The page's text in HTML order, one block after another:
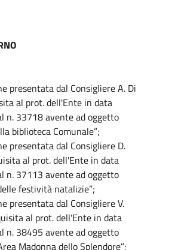
presentata dal Consigliere A. Di
al prot. dell'Ente in data
n. 33718 avente ad oggetto
biblioteca Comunale”;
presentata dal Consigliere D.
al prot. dell'Ente in data
n. 37113 avente ad oggetto
festività natalizie”;
presentata dal Consigliere V.
al prot. dell'Ente in data
n. 38495 avente ad oggetto
Madonna dello Splendore”;